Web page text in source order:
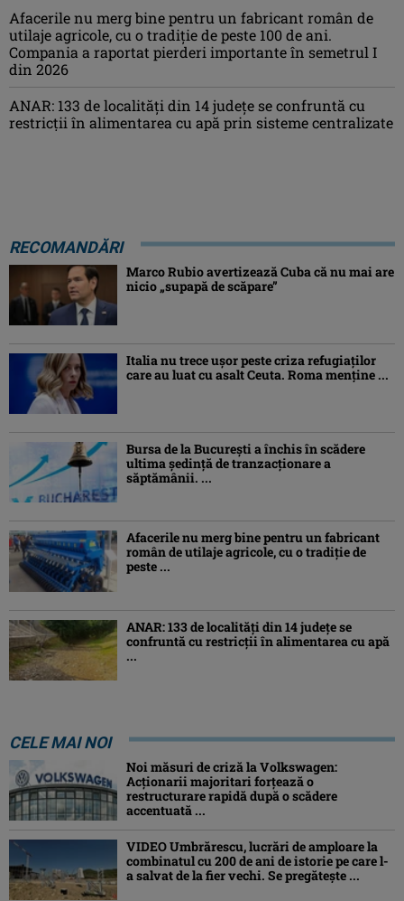
Afacerile nu merg bine pentru un fabricant român de
utilaje agricole, cu o tradiție de peste 100 de ani.
Compania a raportat pierderi importante în semetrul I
din 2026
ANAR: 133 de localități din 14 județe se confruntă cu
restricții în alimentarea cu apă prin sisteme centralizate
RECOMANDĂRI
Marco Rubio avertizează Cuba că nu mai are
nicio „supapă de scăpare”
Italia nu trece ușor peste criza refugiaților
care au luat cu asalt Ceuta. Roma menține ...
Bursa de la București a închis în scădere
ultima ședință de tranzacționare a
săptămânii. ...
Afacerile nu merg bine pentru un fabricant
român de utilaje agricole, cu o tradiție de
peste ...
ANAR: 133 de localități din 14 județe se
confruntă cu restricții în alimentarea cu apă
...
CELE MAI NOI
Noi măsuri de criză la Volkswagen:
Acționarii majoritari forțează o
restructurare rapidă după o scădere
accentuată ...
VIDEO Umbrărescu, lucrări de amploare la
combinatul cu 200 de ani de istorie pe care l-
a salvat de la fier vechi. Se pregătește ...